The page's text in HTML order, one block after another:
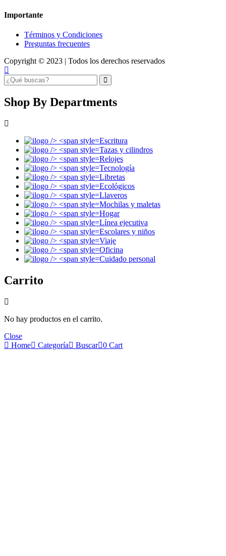
Importante
Términos y Condiciones
Preguntas frecuentes
Copyright © 2023 | Todos los derechos reservados
Shop By Departments
Escritura
Tazas y cilindros
Relojes
Tecnología
Libretas
Ecológicos
Llaveros
Mochilas y maletas
Hogar
Línea ejecutiva
Escolares y niños
Viaje
Oficina
Cuidado personal
Carrito
No hay productos en el carrito.
Close
Home
Categoría Buscar 0 Cart